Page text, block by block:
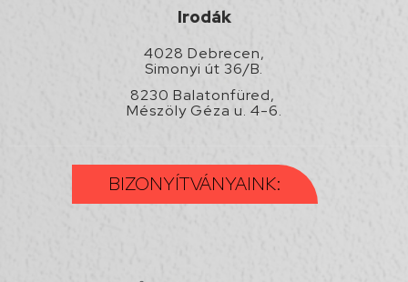
Irodák
4028 Debrecen,
Simonyi út 36/B.
8230 Balatonfüred,
Mészöly Géza u. 4-6.
BIZONYÍTVÁNYAINK: